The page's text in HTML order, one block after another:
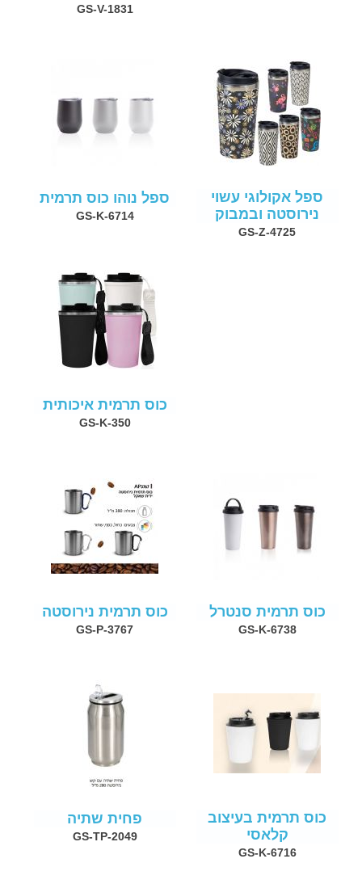
GS-V-1831
ספל אקולוגי עשוי
נירוסטה ובמבוק
GS-Z-4725
ספל נוהו כוס תרמית
GS-K-6714
כוס תרמית איכותית
GS-K-350
כוס תרמית סנטרל
GS-K-6738
כוס תרמית נירוסטה
GS-P-3767
כוס תרמית בעיצוב
קלאסי
GS-K-6716
פחית שתיה
GS-TP-2049